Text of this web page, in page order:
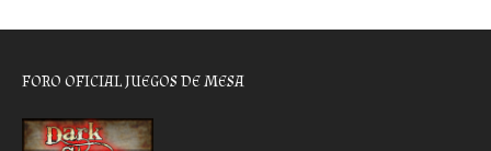
FORO OFICIAL JUEGOS DE MESA